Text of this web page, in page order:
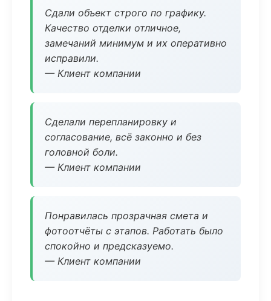
Сдали объект строго по графику.
Качество отделки отличное,
замечаний минимум и их оперативно
исправили.
— Клиент компании
Сделали перепланировку и
согласование, всё законно и без
головной боли.
— Клиент компании
Понравилась прозрачная смета и
фотоотчёты с этапов. Работать было
спокойно и предсказуемо.
— Клиент компании